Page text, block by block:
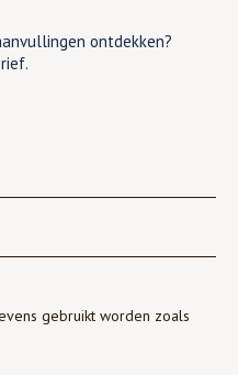
ontdekken?
gebruikt worden zoals